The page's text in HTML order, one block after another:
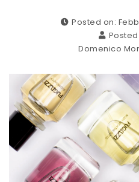
Posted on:
Domenico